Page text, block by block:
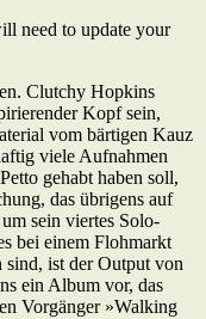
need to update your
Clutchy Hopkins
Kopf sein,
vom bärtigen Kauz
viele Aufnahmen
gehabt haben soll,
das übrigens auf
sein viertes Solo-
bei einem Flohmarkt
ist der Output von
ein Album vor, das
Vorgänger »Walking